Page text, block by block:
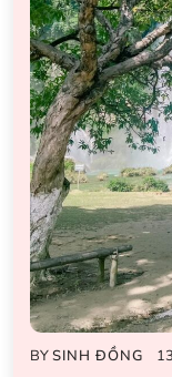
BYSINH ĐỒNG